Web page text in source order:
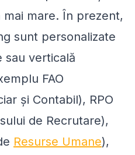
mare. În prezent,
sunt personalizate
sau verticală
FAO
și Contabil), RPO
de Recrutare),
Resurse Umane),